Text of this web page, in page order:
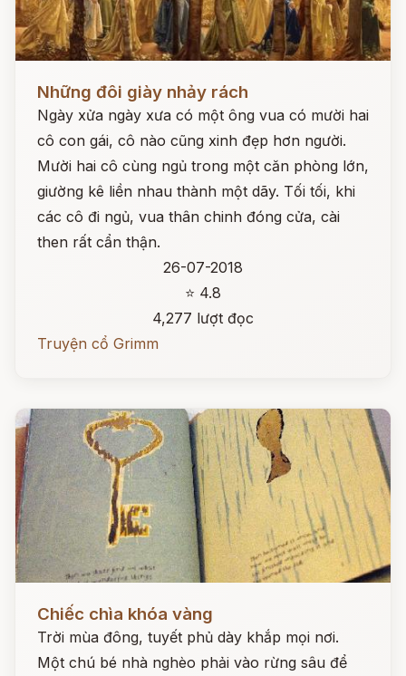
Những đôi giày nhảy rách
Ngày xửa ngày xưa có một ông vua có mười hai
cô con gái, cô nào cũng xinh đẹp hơn người.
Mười hai cô cùng ngủ trong một căn phòng lớn,
giường kê liền nhau thành một dãy. Tối tối, khi
các cô đi ngủ, vua thân chinh đóng cửa, cài
then rất cẩn thận.
26-07-2018
⭐ 4.8
4,277 lượt đọc
Truyện cổ Grimm
Đọc ngay
Chiếc chìa khóa vàng
Trời mùa đông, tuyết phủ dày khắp mọi nơi.
Một chú bé nhà nghèo phải vào rừng sâu để